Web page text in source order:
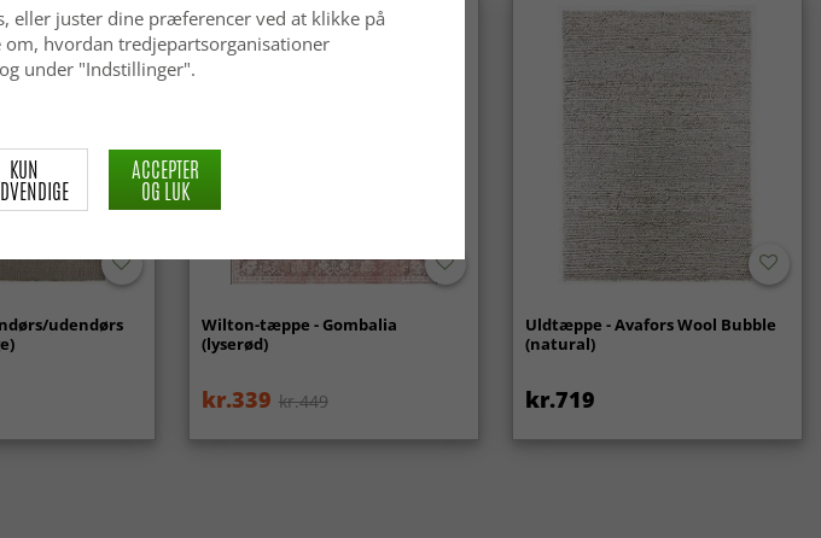
udendørs
Wilton-tæppe - Gombalia
(lyserød)
kr.339 kr.449
Uldtæppe - Avafors Wool Bubble
(natural)
kr.719
eller juster dine præferencer ved at klikke på
hvordan tredjepartsorganisationer
under "Indstillinger".
KUN ACCEPTER
OG LUK